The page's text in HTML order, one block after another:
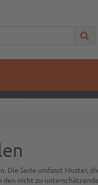
Die Serie umfasst Muster,
den nicht zu